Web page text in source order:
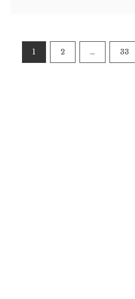
Paginación
de
1 2 … 33